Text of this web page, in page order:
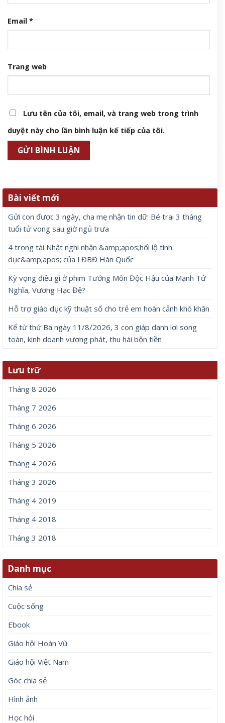
Email *
Trang web
Lưu tên của tôi, email, và trang web trong trình
duyệt này cho lần bình luận kế tiếp của tôi.
Bài viết mới
Gửi con được 3 ngày, cha mẹ nhận tin dữ: Bé trai 3 tháng
tuổi tử vong sau giờ ngủ trưa
4 trọng tài Nhật nghi nhận &amp;apos;hối lộ tình
dục&amp;apos; của LĐBĐ Hàn Quốc
Kỳ vọng điều gì ở phim Tướng Môn Độc Hậu của Mạnh Tử
Nghĩa, Vương Hạc Đệ?
Hỗ trợ giáo dục kỹ thuật số cho trẻ em hoàn cảnh khó khăn
Kể từ thứ Ba ngày 11/8/2026, 3 con giáp danh lợi song
toàn, kinh doanh vượng phát, thu hái bộn tiền
Lưu trữ
Tháng 8 2026
Tháng 7 2026
Tháng 6 2026
Tháng 5 2026
Tháng 4 2026
Tháng 3 2026
Tháng 4 2019
Tháng 4 2018
Tháng 3 2018
Danh mục
Chia sẻ
Cuộc sống
Ebook
Giáo hội Hoàn Vũ
Giáo hội Việt Nam
Góc chia sẻ
Hình ảnh
Học hỏi